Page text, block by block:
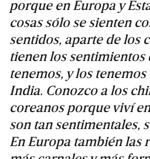
porque en Europa y
cosas sólo se sienten
sentidos, aparte de los
tienen los sentimientos
tenemos, y los
India. Conozco a los
coreanos porque viví
son tan sentimentales,
En Europa también las